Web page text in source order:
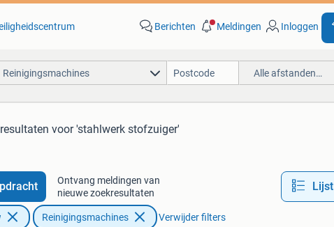
Berichten Meldingen Inloggen
Reinigingsmachines Alle afstanden…
voor 'stahlwerk stofzuiger'
Ontvang meldingen van
nieuwe zoekresultaten
Lijst
Reinigingsmachines Verwijder filters